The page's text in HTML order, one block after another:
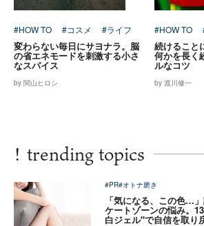
#HOW TO #コスメ #ライフ
変わらない毎日にサヨナラ。脳
の省エネモードを刺激する小さ
なスパイス
by 関山ヒロシ
#HOW TO
続けること
何かを長く
ルなコツ
by 渡川修一
! trending topics
#PR#オトナ磨き
「気になる、この色…
ケートゾーンの悩み。
白ジェル"で自信を取り